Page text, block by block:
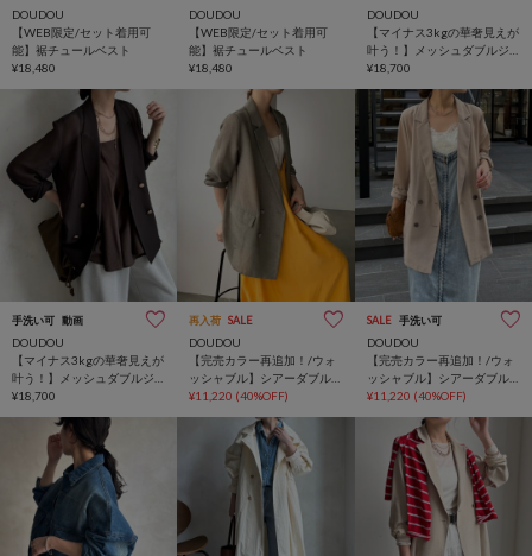
DOUDOU
【WEB限定/セット着用可
能】裾チュールベスト
¥18,480
DOUDOU
【WEB限定/セット着用可
能】裾チュールベスト
¥18,480
DOUDOU
【マイナス3kgの華奢見えが
叶う！】メッシュダブルジ
ャケット
¥18,700
手洗い可 動画
DOUDOU
【マイナス3kgの華奢見えが
叶う！】メッシュダブルジ
ャケット
¥18,700
再入荷 SALE
DOUDOU
【完売カラー再追加！/ウォ
ッシャブル】シアーダブル
ジャケット
¥11,220 (40%OFF)
SALE 手洗い可
DOUDOU
【完売カラー再追加！/ウォ
ッシャブル】シアーダブル
ジャケット
¥11,220 (40%OFF)